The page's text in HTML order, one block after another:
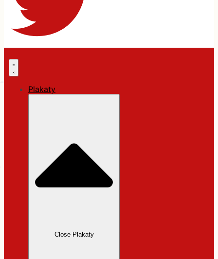
Plakaty
Close Plakaty